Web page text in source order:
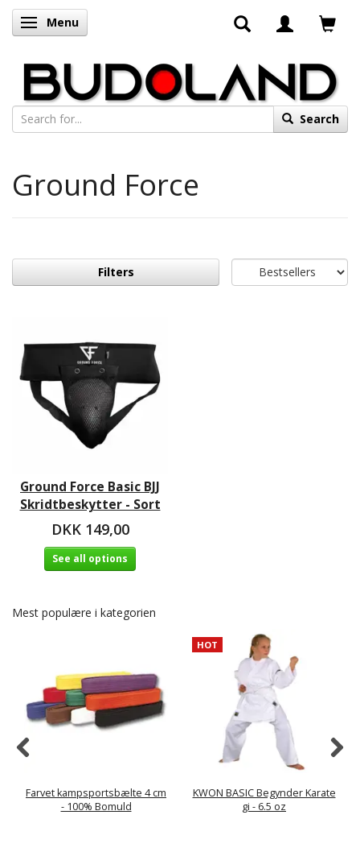
Toggle navigation
Menu
Search
Ground Force
Filters
Ground Force Basic BJJ
Skridtbeskytter - Sort
DKK 149,00
See all options
Mest populære i kategorien
Farvet kampsportsbælte 4 cm
- 100% Bomuld
HOT
KWON BASIC Begynder Karate
gi - 6.5 oz